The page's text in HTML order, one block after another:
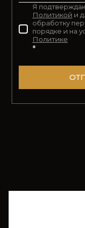
Я
Политикой и
обработку
порядке и на
Политике
*